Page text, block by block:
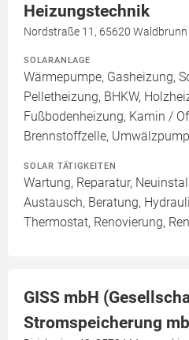
Heizungstechnik
Nordstraße 11, 65620
SOLARANLAGE
Wärmepumpe, Gasheizung,
Pelletheizung, BHKW,
Fußbodenheizung, Kamin /
Brennstoffzelle,
SOLAR TÄTIGKEITEN
Wartung, Reparatur,
Austausch, Beratung,
Thermostat, Renovierung,
GISS mbH
Stromspeicherung